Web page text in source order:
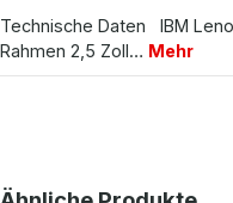
Technische Daten IBM
Rahmen 2,5 Zoll… Mehr
Produktgalerie überspringen